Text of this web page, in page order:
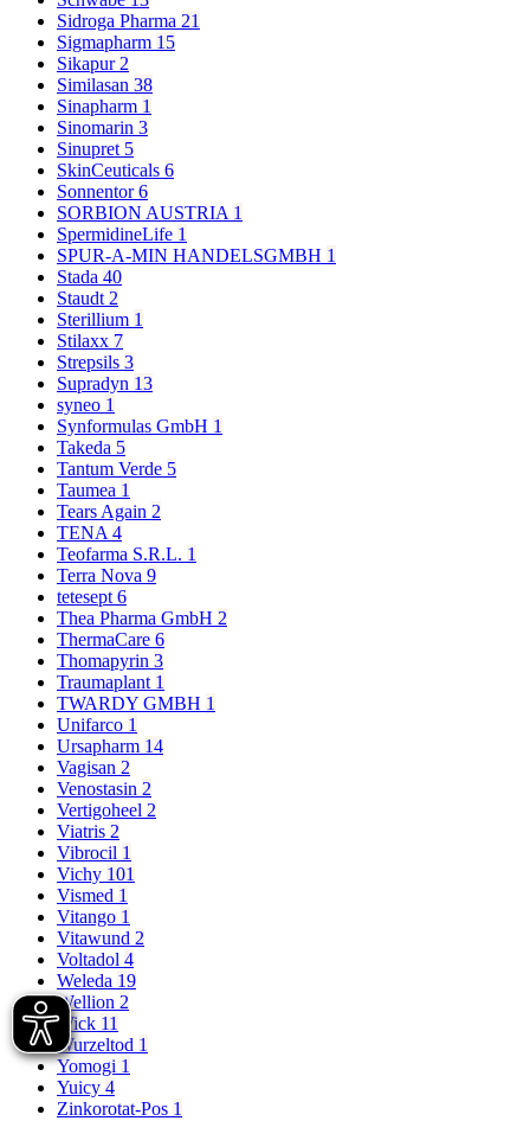
Sidroga Pharma 21
Sigmapharm 15
Sikapur 2
Similasan 38
Sinapharm 1
Sinomarin 3
Sinupret 5
SkinCeuticals 6
Sonnentor6
SORBION AUSTRIA 1
SpermidineLife 1
SPUR-A-MIN HANDELSGMBH 1
Stada 40
Staudt 2
Sterillium 1
Stilaxx 7
Strepsils 3
Supradyn 13
syneo 1
Synformulas GmbH 1
Takeda 5
Tantum Verde 5
Taumea 1
Tears Again 2
TENA 4
Teofarma S.R.L. 1
Terra Nova 9
tetesept 6
Thea Pharma GmbH 2
ThermaCare 6
Thomapyrin 3
Traumaplant 1
TWARDY GMBH 1
Unifarco 1
Ursapharm 14
Vagisan 2
Venostasin 2
Vertigoheel 2
Viatris 2
Vibrocil 1
Vichy 101
Vismed 1
Vitango 1
Vitawund 2
Voltadol 4
Weleda 19
Wellion 2
Wick 11
Wurzeltod 1
Yomogi 1
Yuicy 4
Zinkorotat-Pos 1